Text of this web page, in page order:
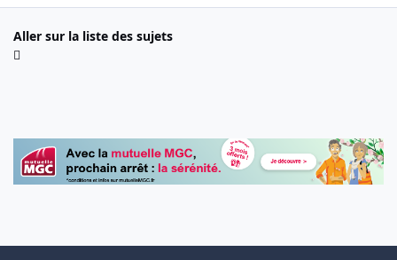
Aller sur la liste des sujets